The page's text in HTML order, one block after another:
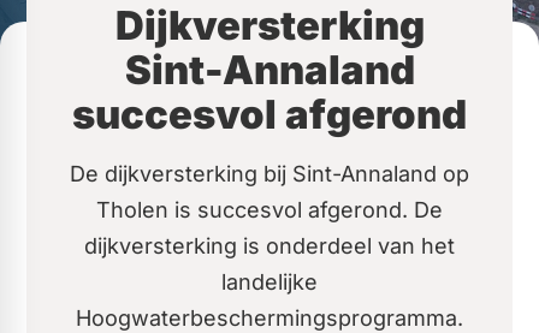
Dijkversterking
Sint-Annaland
succesvol afgerond
De dijkversterking bij Sint-Annaland op
Tholen is succesvol afgerond. De
dijkversterking is onderdeel van het
landelijke
Hoogwaterbeschermingsprogramma.